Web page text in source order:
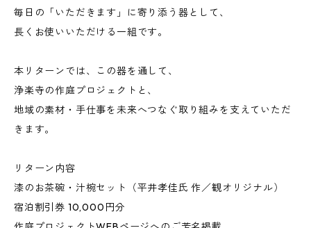
毎日の「いただきます」に寄り添う器として、
長くお使いいただける一組です。
本リターンでは、この器を通して、
浄楽寺の作庭プロジェクトと、
地域の素材・手仕事を未来へつなぐ取り組みを支えていただ
きます。
リターン内容
漆のお茶碗・汁椀セット（平井孝佳氏 作／観オリジナル）
宿泊割引券 10,000円分